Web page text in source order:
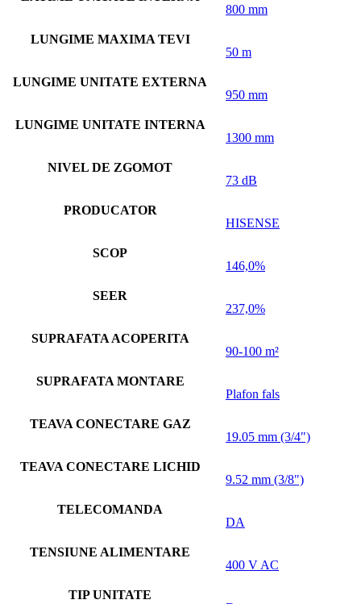
800 mm
LUNGIME MAXIMA TEVI
50 m
LUNGIME UNITATE EXTERNA
950 mm
LUNGIME UNITATE INTERNA
1300 mm
NIVEL DE ZGOMOT
73 dB
PRODUCATOR
HISENSE
SCOP
146,0%
SEER
237,0%
SUPRAFATA ACOPERITA
90-100 m²
SUPRAFATA MONTARE
Plafon fals
TEAVA CONECTARE GAZ
19.05 mm (3/4")
TEAVA CONECTARE LICHID
9.52 mm (3/8")
TELECOMANDA
DA
TENSIUNE ALIMENTARE
400 V AC
TIP UNITATE